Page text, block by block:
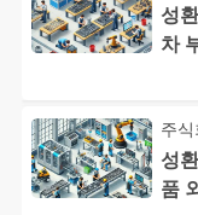
성
차
만
주
성
품